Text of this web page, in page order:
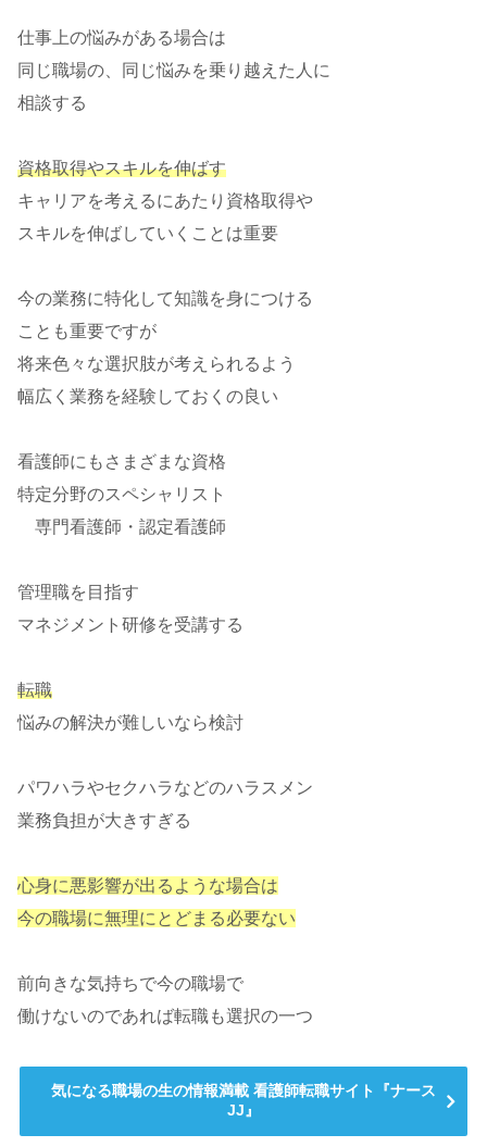
仕事上の悩みがある場合は
同じ職場の、同じ悩みを乗り越えた人に
相談する
資格取得やスキルを伸ばす
キャリアを考えるにあたり資格取得や
スキルを伸ばしていくことは重要
今の業務に特化して知識を身につける
ことも重要ですが
将来色々な選択肢が考えられるよう
幅広く業務を経験しておくの良い
看護師にもさまざまな資格
特定分野のスペシャリスト
専門看護師・認定看護師
管理職を目指す
マネジメント研修を受講する
転職
悩みの解決が難しいなら検討
パワハラやセクハラなどのハラスメン
業務負担が大きすぎる
心身に悪影響が出るような場合は
今の職場に無理にとどまる必要ない
前向きな気持ちで今の職場で
働けないのであれば転職も選択の一つ
気になる職場の生の情報満載 看護師転職サイト『ナース
JJ』